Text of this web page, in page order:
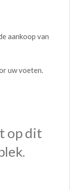
aankoop van
uw voeten.
op dit